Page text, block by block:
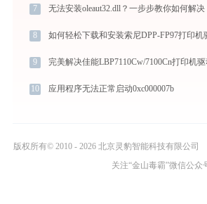
7 无法安装oleaut32.dll？一步步教你如何解决
8
9
10 应用程序无法正常启动0xc000007b
版权所有© 2010 - 2026 北京灵豹智能科技有限公司
关注“金山毒霸”微信公众